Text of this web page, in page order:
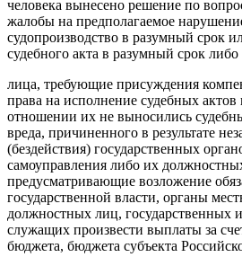
человека вынесено решение по
жалобы на предполагаемое
судопроизводство в разумный срок
судебного акта в разумный срок
лица, требующие присуждения
права на исполнение судебных
отношении их не выносились
вреда, причиненного в результате
(бездействия) государственных
самоуправления либо их
предусматривающие возложение
государственной власти, органы
должностных лиц, государственных
служащих произвести выплаты за
бюджета, бюджета субъекта